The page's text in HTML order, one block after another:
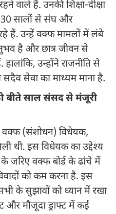
वाले हैं. उनकी शिक्षा-दीक्षा
सालों से संघ और
हैं. उन्हें वक्फ मामलों में लंबे
है और छात्र जीवन से
हालांकि, उन्होंने राजनीति से
सेवा का माध्यम माना है.
साल संसद से मंजूरी
वक्फ (संशोधन) विधेयक,
थी. इस विधेयक का उद्देश्य
जरिए वक्फ बोर्ड के ढांचे में
को कम करना है. इस
के सुझावों को ध्यान में रखा
और मौजूदा ड्राफ्ट में कई